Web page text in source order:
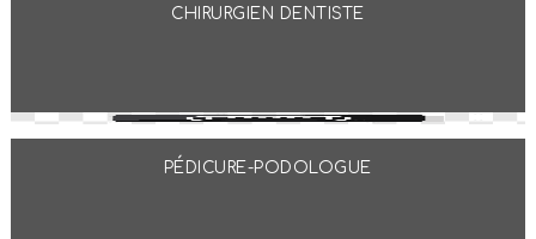
CHIRURGIEN DENTISTE
PÉDICURE-PODOLOGUE